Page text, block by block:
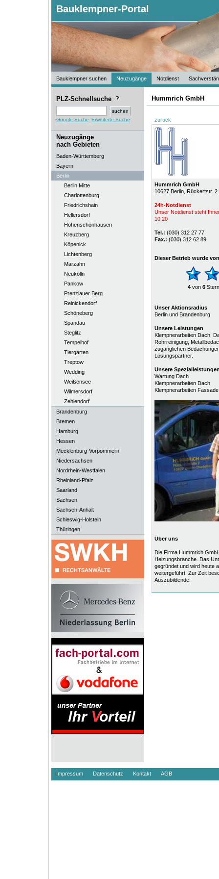
Bauklempner-Portal
Bauklempner suchen Neuzugänge Notdienst
PLZ-Schnellsuche
Google Suche Erweiterte Suche
Neuzugänge
nach Gebieten
Baden-Württemberg
Bayern
Berlin
Berlin Mitte
Charlottenburg
Friedrichshain
Hellersdorf
Hohenschönhausen
Kreuzberg
Köpenick
Lichtenberg
Marzahn
Neukölln
Pankow
Prenzlauer Berg
Reinickendorf
Schöneberg
Spandau
Steglitz
Tempelhof
Tiergarten
Treptow
Wedding
Weißensee
Wilmersdorf
Zehlendorf
Brandenburg
Bremen
Hamburg
Hessen
Mecklenburg-Vorpommern
Niedersachsen
Nordrhein-Westfalen
Rheinland-Pfalz
Saarland
Sachsen
Sachsen-Anhalt
Schleswig-Holstein
Thüringen
Hummrich GmbH
zurück
Hummrich GmbH
10627 Berlin, Rückertstr. 2
24h-Notdienst
Unser Notdienst steht
10 20
Tel.: (030) 312 27 77
Fax.: (030) 312 62 89
Dieser Betrieb wurde
4von 6
Unser Aktionsradius
Berlin und Brandenburg
Unsere Leistungen
Klempnerarbeiten Dach,
Rohrreinigung,
zugänglichen
Lösungspartner.
Unsere
Wartung Dach
Klempnerarbeiten Dach
Klempnerarbeiten Fassade
Über uns
Die Firma Hummrich
Heizungsbranche. Das
gegründet und wird heute
weitergeführt. Zur Zeit
Auszubildende.
Impressum Datenschutz Kontakt AGB